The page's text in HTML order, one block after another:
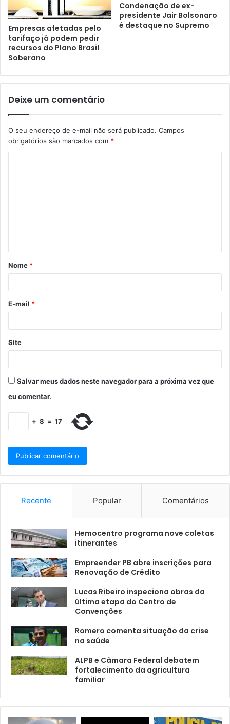
Empresas afetadas pelo
tarifaço já podem pedir
recursos do Plano Brasil
Soberano
Condenação de ex-
presidente Jair Bolsonaro
é destaque no Supremo
Deixe um comentário
O seu endereço de e-mail não será publicado. Campos
obrigatórios são marcados com *
Nome *
E-mail *
Site
Salvar meus dados neste navegador para a próxima vez que
eu comentar.
+ 8 = 17
Recente Popular Comentários
Hemocentro programa nove coletas
itinerantes
Empreender PB abre inscrições para
Renovação de Crédito
Lucas Ribeiro inspeciona obras da
última etapa do Centro de
Convenções
Romero comenta situação da crise
na saúde
ALPB e Câmara Federal debatem
fortalecimento da agricultura
familiar